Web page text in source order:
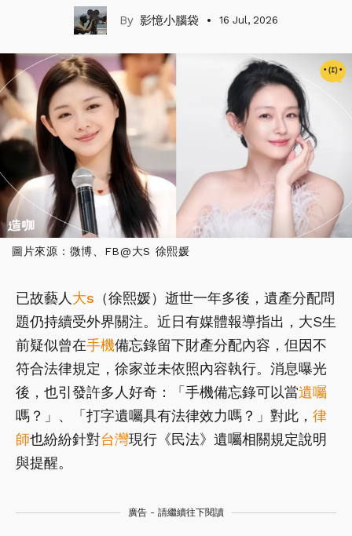
影憶小腦袋 16 Jul, 2026
圖片來源：微博、FB@大S 徐熙媛
已故藝人 大s （徐熙媛）逝世一年多後，遺產分配問
題仍持續受外界關注。近日有媒體報導指出，大S生
前疑似曾在手機備忘錄留下財產分配內容，但因不
符合法律規定，徐家並未依照內容執行。消息曝光
後，也引發許多人好奇：「手機備忘錄可以當遺囑
嗎？」、「打字遺囑具有法律效力嗎？」對此， 律
師也紛紛針對台灣現行《民法》遺囑相關規定說明
與提醒。
廣告 - 請繼續往下閱讀